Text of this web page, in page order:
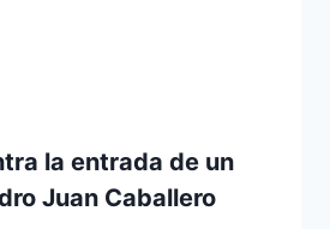
la entrada de un
Juan Caballero